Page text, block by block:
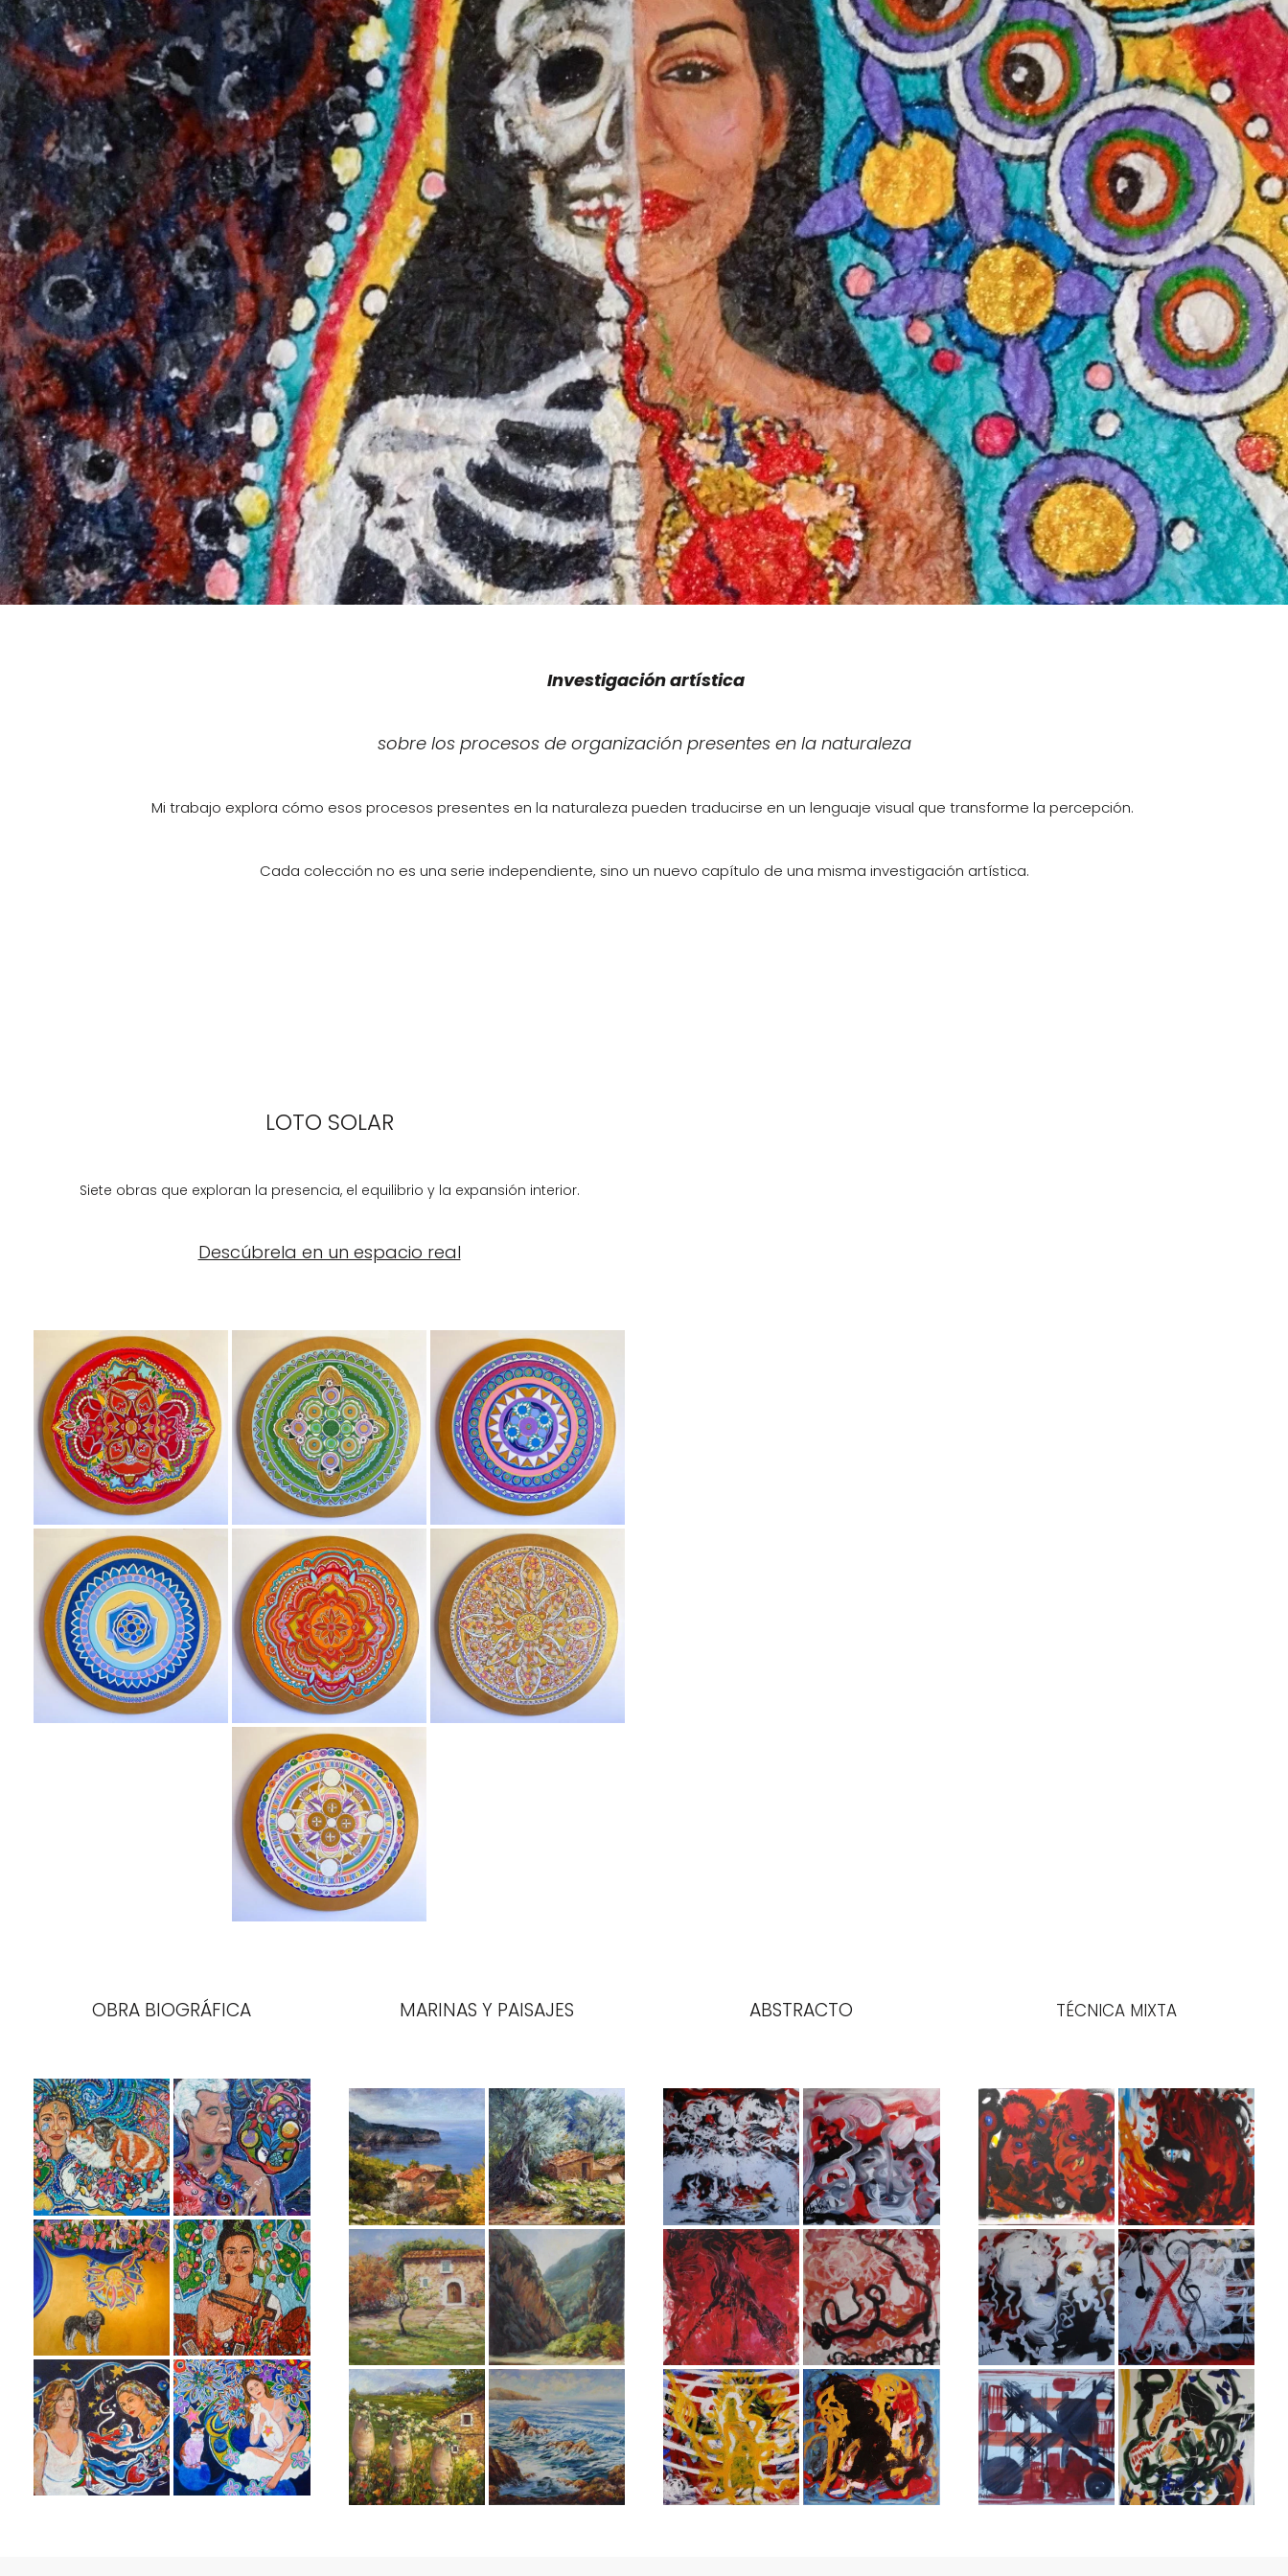
Investigación artística
sobre los procesos de organización presentes en la naturaleza
Mi trabajo explora cómo esos procesos presentes en la naturaleza pueden traducirse en un lenguaje visual que transforme la percepción.
Cada colección no es una serie independiente, sino un nuevo capítulo de una misma investigación artística.
LOTO SOLAR
Siete obras que exploran la presencia, el equilibrio y la expansión interior.
Descúbrela en un espacio real
OBRA BIOGRÁFICA MARINAS Y PAISAJES ABSTRACTO TÉCNICA MIXTA